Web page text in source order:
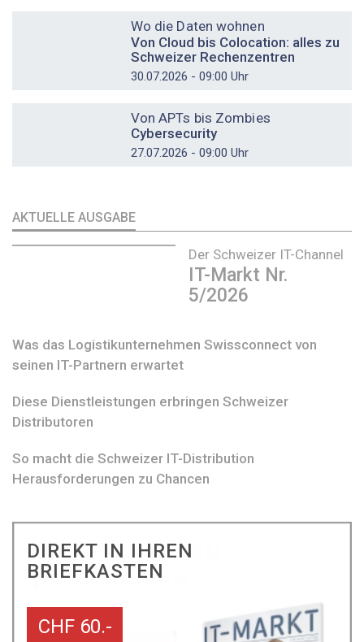
Wo die Daten wohnen
Von Cloud bis Colocation: alles zu
Schweizer Rechenzentren
30.07.2026 - 09:00 Uhr
Von APTs bis Zombies
Cybersecurity
27.07.2026 - 09:00 Uhr
AKTUELLE AUSGABE
Der Schweizer IT-Channel
IT-Markt Nr.
5/2026
Was das Logistikunternehmen Swissconnect von
seinen IT-Partnern erwartet
Diese Dienstleistungen erbringen Schweizer
Distributoren
So macht die Schweizer IT-Distribution
Herausforderungen zu Chancen
DIREKT IN IHREN
BRIEFKASTEN
CHF 60.-